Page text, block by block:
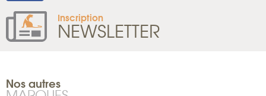
Inscription
NEWSLETTER
Nos autres